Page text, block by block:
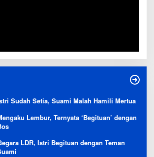
Sudah Setia, Suami Malah Hamili Mertua
Lembur, Ternyata ‘Begituan’ dengan
LDR, Istri Begituan dengan Teman